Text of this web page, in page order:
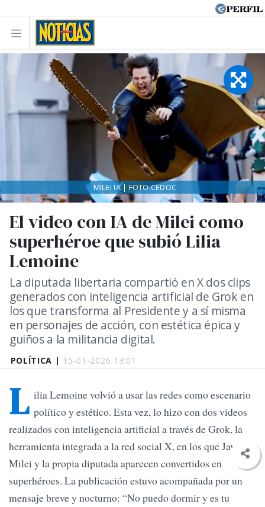
POLÍTICA | 15-01-2026 13:01
El video con IA de Milei como
superhéroe que subió Lilia
Lemoine
La diputada libertaria compartió en X dos clips
generados con inteligencia artificial de Grok en
los que transforma al Presidente y a sí misma
en personajes de acción, con estética épica y
guiños a la militancia digital.
MILEI IA | FOTO:CEDOC
L ilia Lemoine volvió a usar las redes como escenario
político y estético. Esta vez, lo hizo con dos videos
realizados con inteligencia artificial a través de Grok, la
herramienta integrada a la red social X, en los que Javier
Milei y la propia diputada aparecen convertidos en
superhéroes. La publicación estuvo acompañada por un
mensaje breve y nocturno: “No puedo dormir y es tu